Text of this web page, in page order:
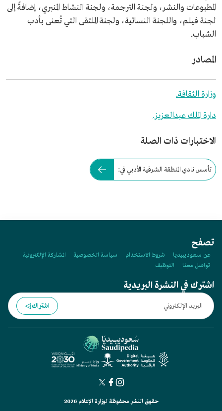
المطبوعات والنشر، ولجنة الترجمة، ولجنة النشاط المنبري، إضافةً إلى
لجنة فيلم، واللجنة النسائية، ولجنة الملتقى التي تُعنى بأدب
الشباب.
المصادر
وزارة الثقافة.
دارة الملك عبدالعزيز.
الاختبارات ذات الصلة
تأسس نادي المنطقة الشرقية الأدبي في:
تصفح
عن سعوديبيديا شروط الاستخدام سياسة الخصوصية
المشاركة الإلكترونية
تواصل معنا
التوظيف
اشترك في النشرة البريدية
اشتراك
حقوق النشر محفوظة لوزارة الإعلام 2026